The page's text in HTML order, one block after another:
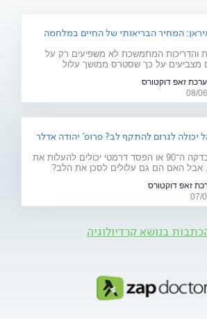
המחיר הבריאותי של החיים במלחמה
והדריכות המתמשכת לא משפיעים רק על
מצביעים על כך שסטרס ממושך עלול
תופעות בריאותיות עלולות להתגבר בתקופות
ומה ניתן לעשות כדי לשמור על הבריאות
זאפ דוקטורס
יכולה לגרום להתקף לב? פרופ' יהודה אדלר
פנדל מכריע, שער בדקה ה־90 או הפסד דרמטי יכולים להעלות את
אבל האם הם גם עלולים לסכן את הלב?
התרגשות קיצונית, מי נמצא בקבוצת
מהמשחקים בלי לסכן את הבריאות.
זאפ דוקטורס
בנושא קרדיולוגיה